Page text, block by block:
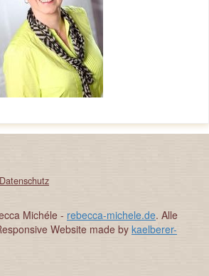
Datenschutz
Michéle - rebecca-michele.de. Alle
Website made by kaelberer-